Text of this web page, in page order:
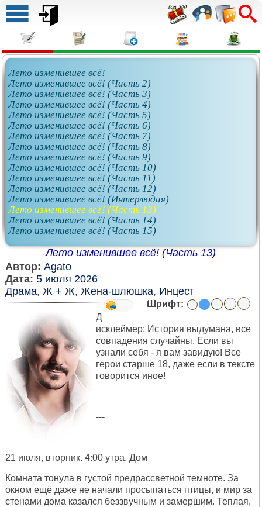
Лето изменившее всё!
Лето изменившее всё! (Часть 2)
Лето изменившее всё! (Часть 3)
Лето изменившее всё! (Часть 4)
Лето изменившее всё! (Часть 5)
Лето изменившее всё! (Часть 6)
Лето изменившее всё! (Часть 7)
Лето изменившее всё! (Часть 8)
Лето изменившее всё! (Часть 9)
Лето изменившее всё! (Часть 10)
Лето изменившее всё! (Часть 11)
Лето изменившее всё! (Часть 12)
Лето изменившее всё! (Интерлюдия)
Лето изменившее всё! (Часть 13)
Лето изменившее всё! (Часть 14)
Лето изменившее всё! (Часть 15)
Лето изменившее всё! (Часть 13)
Автор: Agato
Дата: 5 июля 2026
Драма, Ж + Ж, Жена-шлюшка, Инцест
Шрифт:
Д
исклеймер: История выдумана, все
совпадения случайны. Если вы
узнали себя - я вам завидую! Все
герои старше 18, даже если в тексте
говорится иное!
---
21 июля, вторник. 4:00 утра. Дом
Комната тонула в густой предрассветной темноте. За
окном ещё даже не начали просыпаться птицы, и мир за
стенами дома казался беззвучным и замершим. Теплая,